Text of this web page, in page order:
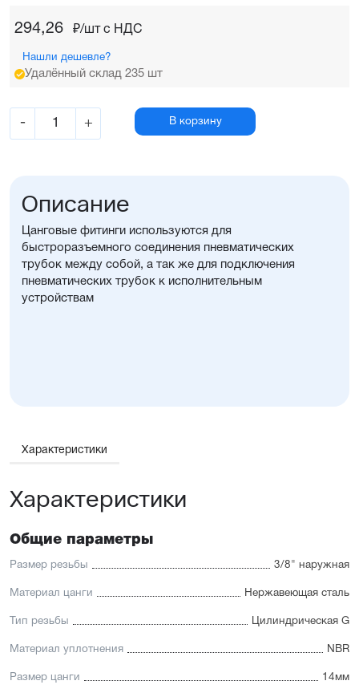
294,26 ₽/шт c НДС
Нашли дешевле?
Удалённый склад 235 шт
- + В корзину
Описание
Цанговые фитинги используются для
быстроразъемного соединения пневматических
трубок между собой, а так же для подключения
пневматических трубок к исполнительным
устройствам
Характеристики
Характеристики
Общие параметры
Размер резьбы 3/8" наружная
Материал цанги Нержавеющая сталь
Тип резьбы Цилиндрическая G
Материал уплотнения NBR
Размер цанги 14мм